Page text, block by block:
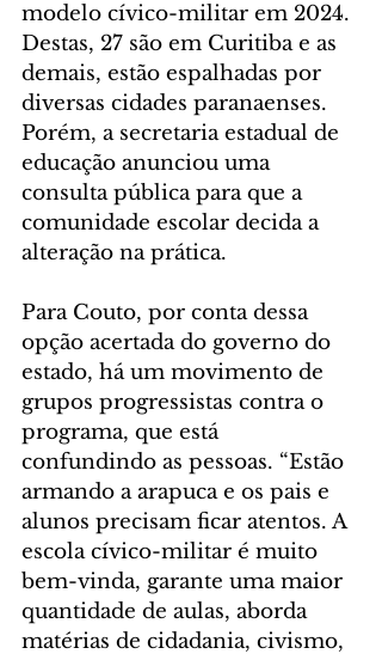
modelo cívico-militar em 2024.
Destas, 27 são em Curitiba e as
demais, estão espalhadas por
diversas cidades paranaenses.
Porém, a secretaria estadual de
educação anunciou uma
consulta pública para que a
comunidade escolar decida a
alteração na prática.
Para Couto, por conta dessa
opção acertada do governo do
estado, há um movimento de
grupos progressistas contra o
programa, que está
confundindo as pessoas. “Estão
armando a arapuca e os pais e
alunos precisam ficar atentos. A
escola cívico-militar é muito
bem-vinda, garante uma maior
quantidade de aulas, aborda
matérias de cidadania, civismo,